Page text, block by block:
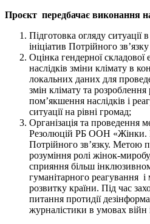
Проєкт передбачає виконання
Підготовка огляду ситуації
ініціатив Потрійного
Оцінка гендерної складової
наслідків зміни клімату в
локальних даних для
змін клімату та
пом’якшення наслідків і
ситуації на рівні громад;
Організація та проведення
Резолюцій РБ ООН «Жінки.
Потрійного зв’язку. Метою
розуміння ролі жінок-
сприяння більш
гуманітарного реагування
розвитку країни. Під час
питання протидії
журналістики в умовах війн